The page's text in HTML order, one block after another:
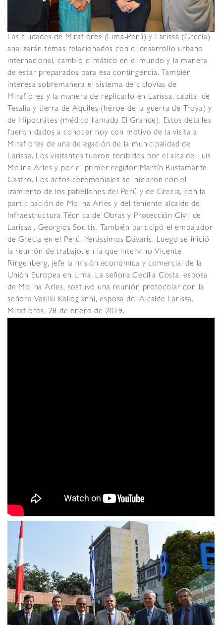
Las ciudades de Miraflores (Lima-Perú) y Larissa (Grecia)
analizarán temas relacionados con el desarrollo urbano
internacional, cambio climático en el mundo y la manera
de estar preparados para esa contingencia.
También
interesa sobremanera el sistema de ciclovías de
Miraflores y la manera de replicarlo en Larissa, capital de
Tesalia y tierra de Aquiles (héroe de la guerra de Troya) y
de Hipocrátes (médico llamado El Grande). Estos detalles
fueron dados a conocer hoy con motivo de la visita a
Miraflores de una delegación de la municipalidad de
Larissa. Los visitantes fueron recibidos por el alcalde Luis
Molina Arles y por el primer regidor Martín Bustamante
Castro. Los actos ceremoniales se iniciaron con el
izamiento de los pabellones del Perú y de Grecia, con la
participación de Molina Arles y del teniente alcalde de
Infraestructura Técnica de Obras y Protección Civil de
Larissa , Georgios Soultis. También participó el embajador
de Grecia en el Perú, Yerássimos Dávaris. Luego se inició
la reunión de trabajo, en la que intervino Vicente
Ringenberg, jefe la misión económica y comercial de la
Unión Europea en Lima. La señora Cecilia Costa, esposa
de Molina Arles, sostuvo una reunión protocolar con la
señora Vasilki Kallogianni, esposa del Alcalde Larissa.
Miraflores, 28 de enero de 2019.